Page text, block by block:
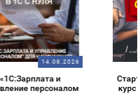
14.08.2026
Старт в 1С – обзорный
курс для начинающих